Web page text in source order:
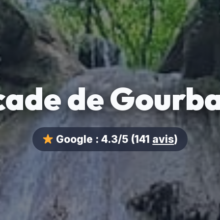
de
Google :4.3/5 (141 avis)